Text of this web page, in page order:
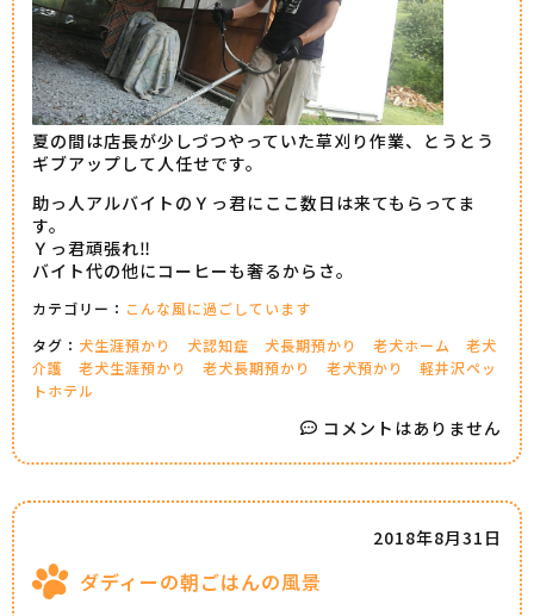
夏の間は店長が少しづつやっていた草刈り作業、とうとう
ギブアップして人任せです。
助っ人アルバイトのＹっ君にここ数日は来てもらってま
す。
Ｙっ君頑張れ‼
バイト代の他にコーヒーも奢るからさ。
カテゴリー： こんな風に過ごしています
タグ： 犬生涯預かり 犬認知症 犬長期預かり 老犬ホーム
老犬
介護
老犬生涯預かり 老犬長期預かり 老犬預かり
軽井沢ペッ
トホテル
コメントはありません
ダディーの朝ごはんの風景
2018年8月31日